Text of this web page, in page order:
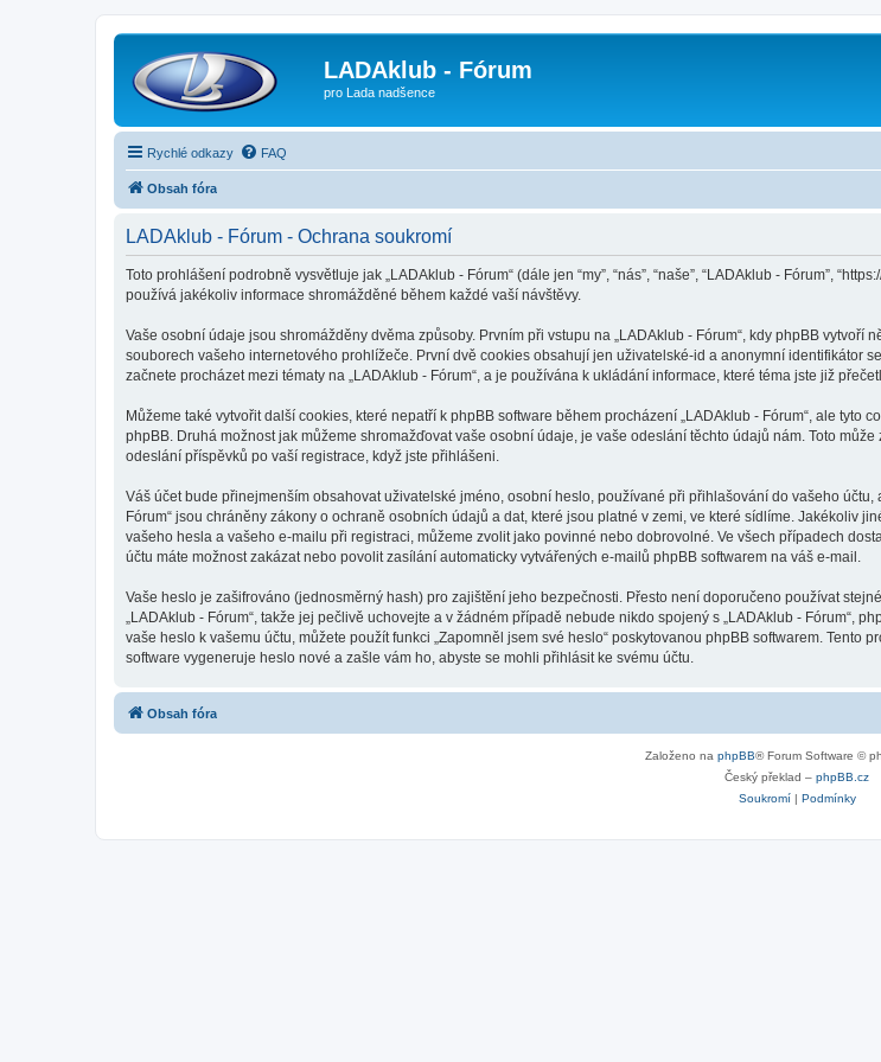
LADAklub - Fórum
pro Lada nadšence
Rychlé odkazy FAQ
Obsah fóra
LADAklub - Fórum - Ochrana soukromí
Toto prohlášení podrobně vysvětluje jak „LADAklub - Fórum“ (dále jen “my”, “nás”, “naše”, “LADAklub - Fórum”,
používá jakékoliv informace shromážděné během každé vaší návštěvy.
Vaše osobní údaje jsou shromážděny dvěma způsoby. Prvním při vstupu na „LADAklub - Fórum“, kdy phpBB
souborech vašeho internetového prohlížeče. První dvě cookies obsahují jen uživatelské-id a anonymní identifikátor
začnete procházet mezi tématy na „LADAklub - Fórum“, a je používána k ukládání informace, které téma jste již
Můžeme také vytvořit další cookies, které nepatří k phpBB software během procházení „LADAklub - Fórum“, ale
phpBB. Druhá možnost jak můžeme shromažďovat vaše osobní údaje, je vaše odeslání těchto údajů nám. Toto
odeslání příspěvků po vaší registrace, když jste přihlášeni.
Váš účet bude přinejmenším obsahovat uživatelské jméno, osobní heslo, používané při přihlašování do vašeho
Fórum“ jsou chráněny zákony o ochraně osobních údajů a dat, které jsou platné v zemi, ve které sídlíme. Jakékoliv
vašeho hesla a vašeho e-mailu při registraci, můžeme zvolit jako povinné nebo dobrovolné. Ve všech případech
účtu máte možnost zakázat nebo povolit zasílání automaticky vytvářených e-mailů phpBB softwarem na váš e-mail.
Vaše heslo je zašifrováno (jednosměrný hash) pro zajištění jeho bezpečnosti. Přesto není doporučeno používat
„LADAklub - Fórum“, takže jej pečlivě uchovejte a v žádném případě nebude nikdo spojený s „LADAklub - Fórum“,
vaše heslo k vašemu účtu, můžete použít funkci „Zapomněl jsem své heslo“ poskytovanou phpBB softwarem.
software vygeneruje heslo nové a zašle vám ho, abyste se mohli přihlásit ke svému účtu.
Obsah fóra
Založeno na phpBB® Forum Software ©
Český překlad – phpBB.cz
Soukromí| Podmínky